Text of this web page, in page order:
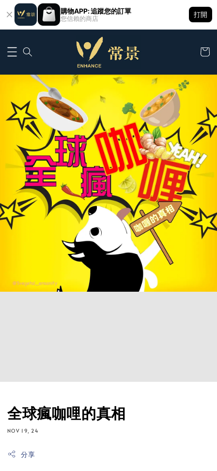
購物APP: 追蹤您的訂單
您信賴的商店
打開
全球瘋咖哩的真相
NOV 19, 24
分享